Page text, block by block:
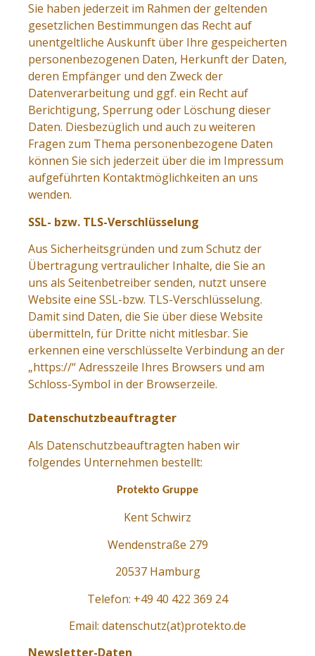
Sie haben jederzeit im Rahmen der geltenden
gesetzlichen Bestimmungen das Recht auf
unentgeltliche Auskunft über Ihre gespeicherten
personenbezogenen Daten, Herkunft der Daten,
deren Empfänger und den Zweck der
Datenverarbeitung und ggf. ein Recht auf
Berichtigung, Sperrung oder Löschung dieser
Daten. Diesbezüglich und auch zu weiteren
Fragen zum Thema personenbezogene Daten
können Sie sich jederzeit über die im Impressum
aufgeführten Kontaktmöglichkeiten an uns
wenden.
SSL- bzw. TLS-Verschlüsselung
Aus Sicherheitsgründen und zum Schutz der
Übertragung vertraulicher Inhalte, die Sie an
uns als Seitenbetreiber senden, nutzt unsere
Website eine SSL-bzw. TLS-Verschlüsselung.
Damit sind Daten, die Sie über diese Website
übermitteln, für Dritte nicht mitlesbar. Sie
erkennen eine verschlüsselte Verbindung an der
„https://“ Adresszeile Ihres Browsers und am
Schloss-Symbol in der Browserzeile.
Datenschutzbeauftragter
Als Datenschutzbeauftragten haben wir
folgendes Unternehmen bestellt:
Protekto Gruppe
Kent Schwirz
Wendenstraße 279
20537 Hamburg
Telefon: +49 40 422 369 24
Email: datenschutz(at)protekto.de
Newsletter-Daten